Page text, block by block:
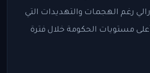
رغم الهجمات والتهديدات التي
مستويات الحكومة خلال فترة